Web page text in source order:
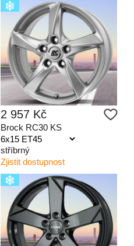
2 957 Kč
Brock RC30 KS
stříbrný
Zjistit dostupnost